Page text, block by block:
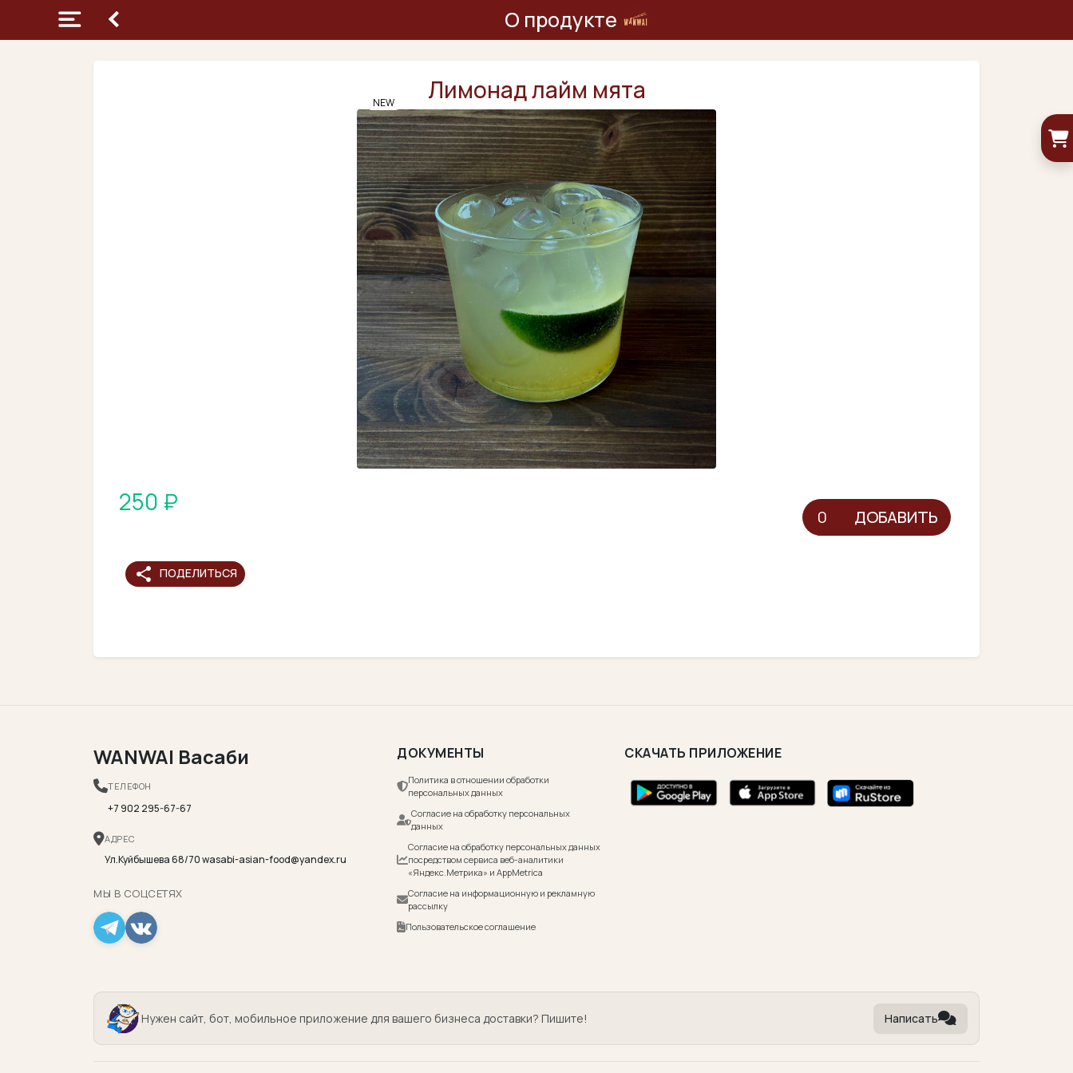
О продукте
Лимонад лайм мята
NEW
250 ₽
ДОБАВИТЬ
share ПОДЕЛИТЬСЯ
WANWAI Васаби
ТЕЛЕФОН
+7 902 295-67-67
АДРЕС
Ул.Куйбышева 68/70 wasabi-asian-food@yandex.ru
МЫ В СОЦСЕТЯХ
ДОКУМЕНТЫ
Политика в отношении обработки
персональных данных
Согласие на обработку персональных
данных
Согласие на обработку персональных данных
посредством сервиса веб-аналитики
«Яндекс.Метрика» и AppMetrica
Согласие на информационную и рекламную
рассылку
Пользовательское соглашение
СКАЧАТЬ ПРИЛОЖЕНИЕ
Нужен сайт, бот, мобильное приложение для вашего бизнеса доставки? Пишите! Написать